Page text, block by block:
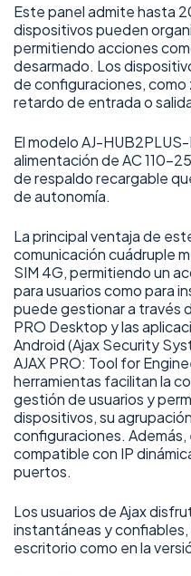
Este panel admite hasta
dispositivos pueden
permitiendo acciones
desarmado. Los
de configuraciones, como
retardo de entrada o
El modelo AJ-
alimentación de AC 110-
de respaldo recargable
de autonomía.
La principal ventaja de
comunicación cuádruple
SIM 4G, permitiendo un
para usuarios como para
puede gestionar a través
PRO Desktop y las
Android (Ajax Security
AJAX PRO: Tool for
herramientas facilitan la
gestión de usuarios y
dispositivos, su
configuraciones. Además,
compatible con IP
puertos.
Los usuarios de Ajax
instantáneas y
escritorio como en la